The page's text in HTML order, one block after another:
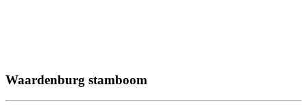
Waardenburg stamboom